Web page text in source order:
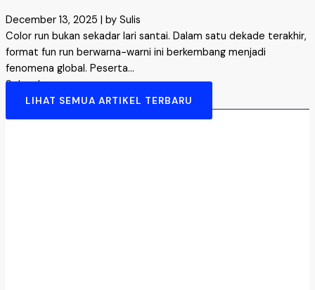
December 13, 2025 | by Sulis
Color run bukan sekadar lari santai. Dalam satu dekade terakhir,
format fun run berwarna-warni ini berkembang menjadi
fenomena global. Peserta...
Selengkapnya →
LIHAT SEMUA ARTIKEL TERBARU